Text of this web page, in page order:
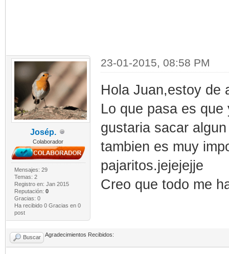
Josép.
Colaborador
Mensajes: 29
Temas: 2
Registro en: Jan 2015
Reputación: 0
Gracias: 0
Ha recibido 0 Gracias en 0
post
23-01-2015, 08:58 PM
Hola Juan,estoy de
Lo que pasa es
gustaria sacar
tambien es muy
pajaritos.jejejejje
Creo que todo me
Buscar Agradecimientos Recibidos: